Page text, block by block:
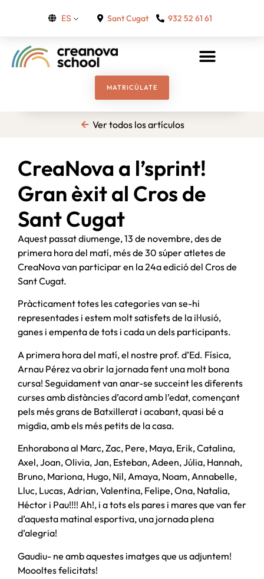
ES Sant Cugat 932 52 61 61
MATRICÚLATE
Ver todos los artículos
CreaNova a l’sprint!
Gran èxit al Cros de
Sant Cugat
Aquest passat diumenge, 13 de novembre, des de
primera hora del matí, més de 30 súper atletes de
CreaNova van participar en la 24a edició del Cros de
Sant Cugat.
Pràcticament totes les categories van se-hi
representades i estem molt satisfets de la il·lusió,
ganes i empenta de tots i cada un dels participants.
A primera hora del matí, el nostre prof. d’Ed. Física,
Arnau Pérez va obrir la jornada fent una molt bona
cursa! Seguidament van anar-se succeint les diferents
curses amb distàncies d’acord amb l’edat, començant
pels més grans de Batxillerat i acabant, quasi bé a
migdia, amb els més petits de la casa.
Enhorabona al Marc, Zac, Pere, Maya, Erik, Catalina,
Axel, Joan, Olivia, Jan, Esteban, Adeen, Júlia, Hannah,
Bruno, Mariona, Hugo, Nil, Amaya, Noam, Annabelle,
Lluc, Lucas, Adrian, Valentina, Felipe, Ona, Natalia,
Héctor i Pau!!!! Ah!, i a tots els pares i mares que van fer
d’aquesta matinal esportiva, una jornada plena
d’alegria!
Gaudiu- ne amb aquestes imatges que us adjuntem!
Moooltes felicitats!